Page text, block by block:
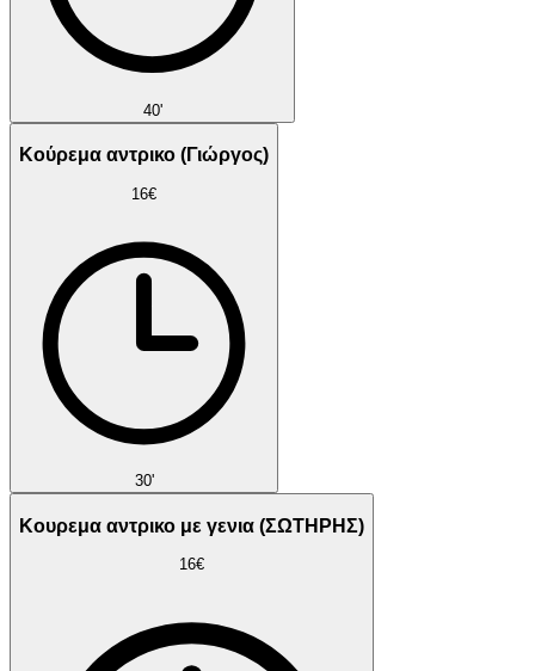
40'
Κούρεμα αντρικο (Γιώργος)
16€
30'
Κουρεμα αντρικο με γενια (ΣΩΤΗΡΗΣ)
16€